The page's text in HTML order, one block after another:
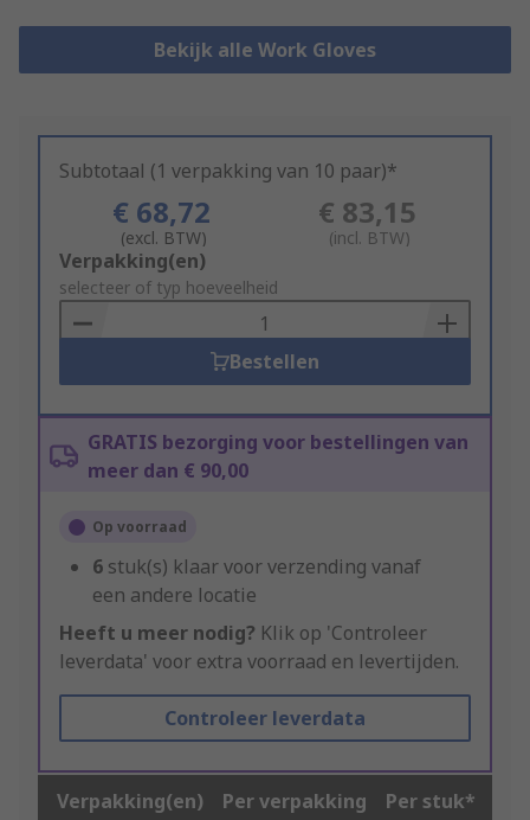
Bekijk alle Work Gloves
Subtotaal (1 verpakking van 10 paar)*
€ 68,72
(excl. BTW)
€ 83,15
(incl. BTW)
Add
to
Basket
Verpakking(en)
selecteer of typ hoeveelheid
Bestellen
GRATIS bezorging voor bestellingen van
meer dan € 90,00
Op voorraad
6 stuk(s) klaar voor verzending vanaf
een andere locatie
Heeft u meer nodig? Klik op 'Controleer
leverdata' voor extra voorraad en levertijden.
Controleer leverdata
Verpakking(en) Per verpakking Per stuk*